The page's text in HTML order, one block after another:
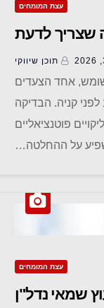
עצת המומחים
שצריך לדעת
תוכן שיווקי
אחד הצעדים
קניה. הבדיקה
פוטנציאליים
על ההחלטה…
עצת המומחים
שמאי נדל"ן